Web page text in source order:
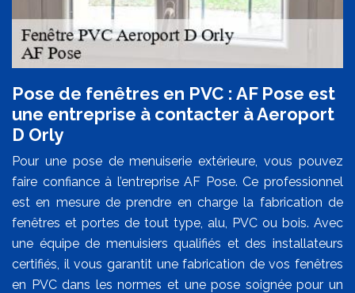
Pose de fenêtres en PVC : AF Pose est
une entreprise à contacter à Aeroport
D Orly
Pour une pose de menuiserie extérieure, vous pouvez
faire confiance à l’entreprise AF Pose. Ce professionnel
est en mesure de prendre en charge la fabrication de
fenêtres et portes de tout type, alu, PVC ou bois. Avec
une équipe de menuisiers qualifiés et des installateurs
certifiés, il vous garantit une fabrication de vos fenêtres
en PVC dans les normes et une pose soignée pour un